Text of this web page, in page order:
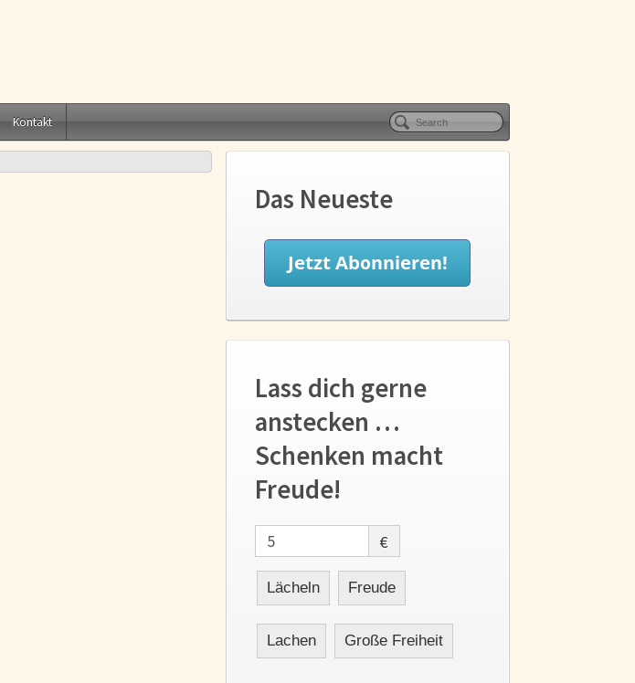
Kontakt
Das Neueste
Lass dich gerne
anstecken …
Schenken macht
Freude!
€
Lächeln Freude
Lachen Große Freiheit